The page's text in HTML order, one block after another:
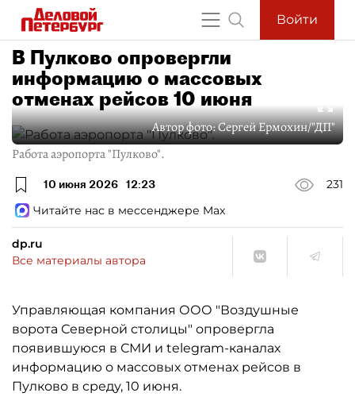
Войти
В Пулково опровергли
информацию о массовых
отменах рейсов 10 июня
Автор фото:Сергей Ермохин/"ДП"
Работа аэропорта "Пулково".
10 июня 2026 12:23
231
Читайте нас в мессенджере Max
dp.ru
Все материалы автора
Управляющая компания ООО "Воздушные
ворота Северной столицы" опровергла
появившуюся в СМИ и telegram-каналах
информацию о массовых отменах рейсов в
Пулково в среду, 10 июня.